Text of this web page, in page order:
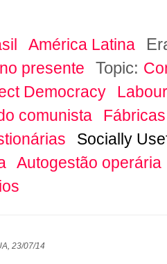
América Latina
presente Topic:
Democracy
comunista
Socially
Autogestão operária
23/07/14